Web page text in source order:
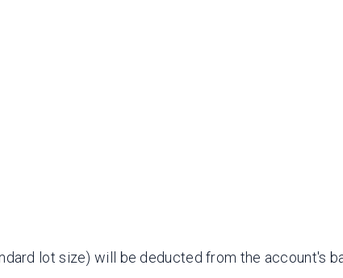
lot size) will be deducted from the account's